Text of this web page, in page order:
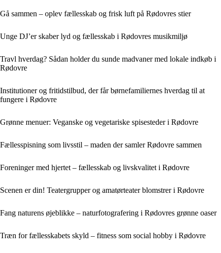
Gå sammen – oplev fællesskab og frisk luft på Rødovres stier
Unge DJ’er skaber lyd og fællesskab i Rødovres musikmiljø
Travl hverdag? Sådan holder du sunde madvaner med lokale indkøb i
Rødovre
Institutioner og fritidstilbud, der får børnefamiliernes hverdag til at
fungere i Rødovre
Grønne menuer: Veganske og vegetariske spisesteder i Rødovre
Fællesspisning som livsstil – maden der samler Rødovre sammen
Foreninger med hjertet – fællesskab og livskvalitet i Rødovre
Scenen er din! Teatergrupper og amatørteater blomstrer i Rødovre
Fang naturens øjeblikke – naturfotografering i Rødovres grønne oaser
Træn for fællesskabets skyld – fitness som social hobby i Rødovre